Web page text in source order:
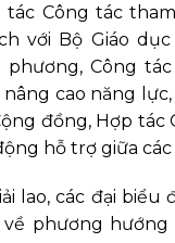
tác Công tác
với Bộ Giáo
phương, Công
nâng cao năng
đồng, Hợp tác
hỗ trợ giữa các
các đại biểu
phương hướng